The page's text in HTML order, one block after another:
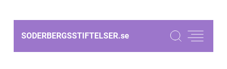
SODERBERGSSTIFTELSER.se